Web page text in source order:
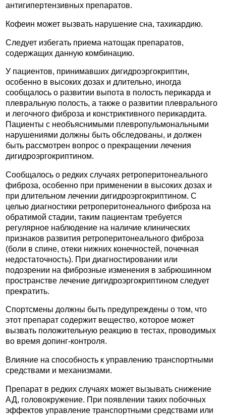
антигипертензивных препаратов.
Кофеин может вызвать нарушение сна, тахикардию.
Следует избегать приема натощак препаратов,
содержащих данную комбинацию.
У пациентов, принимавших дигидроэргокриптин,
особенно в высоких дозах и длительно, иногда
сообщалось о развитии выпота в полость перикарда и
плевральную полость, а также о развитии плеврального
и легочного фиброза и констриктивного перикардита.
Пациенты с необъяснимыми плевропульмональными
нарушениями должны быть обследованы, и должен
быть рассмотрен вопрос о прекращении лечения
дигидроэргокриптином.
Сообщалось о редких случаях ретроперитонеального
фиброза, особенно при применении в высоких дозах и
при длительном лечении дигидроэргокриптином. С
целью диагностики ретроперитонеального фиброза на
обратимой стадии, таким пациентам требуется
регулярное наблюдение на наличие клинических
признаков развития ретроперитонеального фиброза
(боли в спине, отеки нижних конечностей, почечная
недостаточность). При диагностировании или
подозрении на фиброзные изменения в забрюшинном
пространстве лечение дигидроэргокриптином следует
прекратить.
Спортсмены должны быть предупреждены о том, что
этот препарат содержит вещество, которое может
вызвать положительную реакцию в тестах, проводимых
во время допинг-контроля.
Влияние на способность к управлению транспортными
средствами и механизмами.
Препарат в редких случаях может вызывать снижение
АД, головокружение. При появлении таких побочных
эффектов управление транспортными средствами или